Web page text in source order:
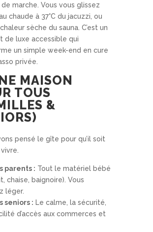
marche. Vous vous glissez
chaude à 37°C du jacuzzi, ou
sèche du sauna. C’est un
de luxe accessible qui
un simple week-end en cure
privée.
MAISON
TOUS
&
pensé le gîte pour qu’il soit
parents : Tout le matériel bébé
chaise, baignoire). Vous
léger.
seniors : Le calme, la sécurité,
d’accès aux commerces et